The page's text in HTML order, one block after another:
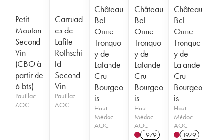
Petit
Mouton
Second
Vin
(CBO à
partir de
6 bts)
Pauillac
AOC
Carruad
es de
Lafite
Rothschi
ld
Second
Vin
Pauillac
AOC
Château
Bel
Orme
Tronquo
y de
Lalande
Cru
Bourgeo
is
Haut
Médoc
AOC
Château
Bel
Orme
Tronquo
y de
Lalande
Cru
Bourgeo
is
Haut
Médoc
AOC
1979
Château
Bel
Orme
Tronquo
y de
Lalande
Cru
Bourgeo
is
Haut
Médoc
AOC
1979